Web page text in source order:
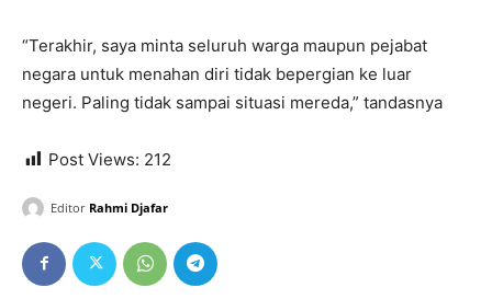
“Terakhir, saya minta seluruh warga maupun pejabat
negara untuk menahan diri tidak bepergian ke luar
negeri. Paling tidak sampai situasi mereda,” tandasnya
Post Views: 212
Editor Rahmi Djafar